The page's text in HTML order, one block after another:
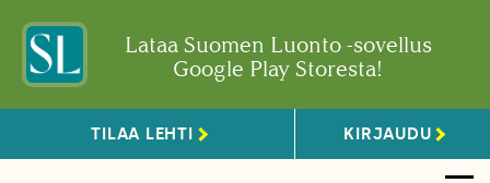
Lataa Suomen Luonto -sovellus
Google Play Storesta!
TILAA LEHTI KIRJAUDU